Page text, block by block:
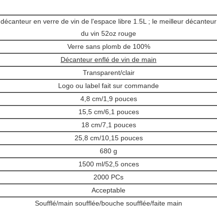
décanteur en verre de vin de l'espace libre 1.5L ; le meilleur décanteur
du vin 52oz rouge
Verre sans plomb de 100%
Décanteur enflé de vin de main
Transparent/clair
Logo ou label fait sur commande
4,8 cm/1,9 pouces
15,5 cm/6,1 pouces
18 cm/7,1 pouces
25,8 cm/10,15 pouces
680 g
1500 ml/52,5 onces
2000 PCs
Acceptable
Soufflé/main soufflée/bouche soufflée/faite main